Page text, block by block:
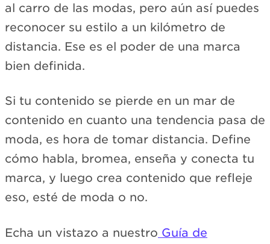
al carro de las modas, pero aún así puedes
reconocer su estilo a un kilómetro de
distancia. Ese es el poder de una marca
bien definida.
Si tu contenido se pierde en un mar de
contenido en cuanto una tendencia pasa de
moda, es hora de tomar distancia. Define
cómo habla, bromea, enseña y conecta tu
marca, y luego crea contenido que refleje
eso, esté de moda o no.
Echa un vistazo a nuestro Guía de